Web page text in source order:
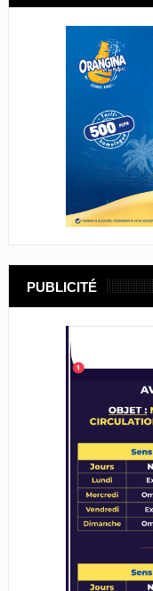
PUBLICITÉ